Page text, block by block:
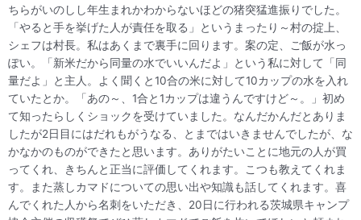
ちらがいのしし年生まれかわからないほどの猪突猛進振りでした。
「やると手を挙げた人が責任を取る」というまったり～村の掟上、
シェフは村長。私はあくまで裏手に回ります。案の定、ご飯が水っ
ぽい。「新米だから同量の水でいいんだよ」という私に対して「同
量だよ」と主人。よく聞くと10合の米に対して10カップの水を入れ
ていたとか。「あの～、1合と1カップは違うんですけど～。」初め
て知ったらしくショックを受けていました。なんだかんだとありま
したが2日目にはだれもがうなる、とまではいきませんでしたが、な
かなかのものができたと思います。ありがたいことに地元の人が買
ってくれ、きちんと正当に評価してくれます。こつも教えてくれま
す。また蒸しカマドについての思い出や知識も話してくれます。喜
んでくれた人から名刺をいただき、20日に行われる茨城県キャンプ